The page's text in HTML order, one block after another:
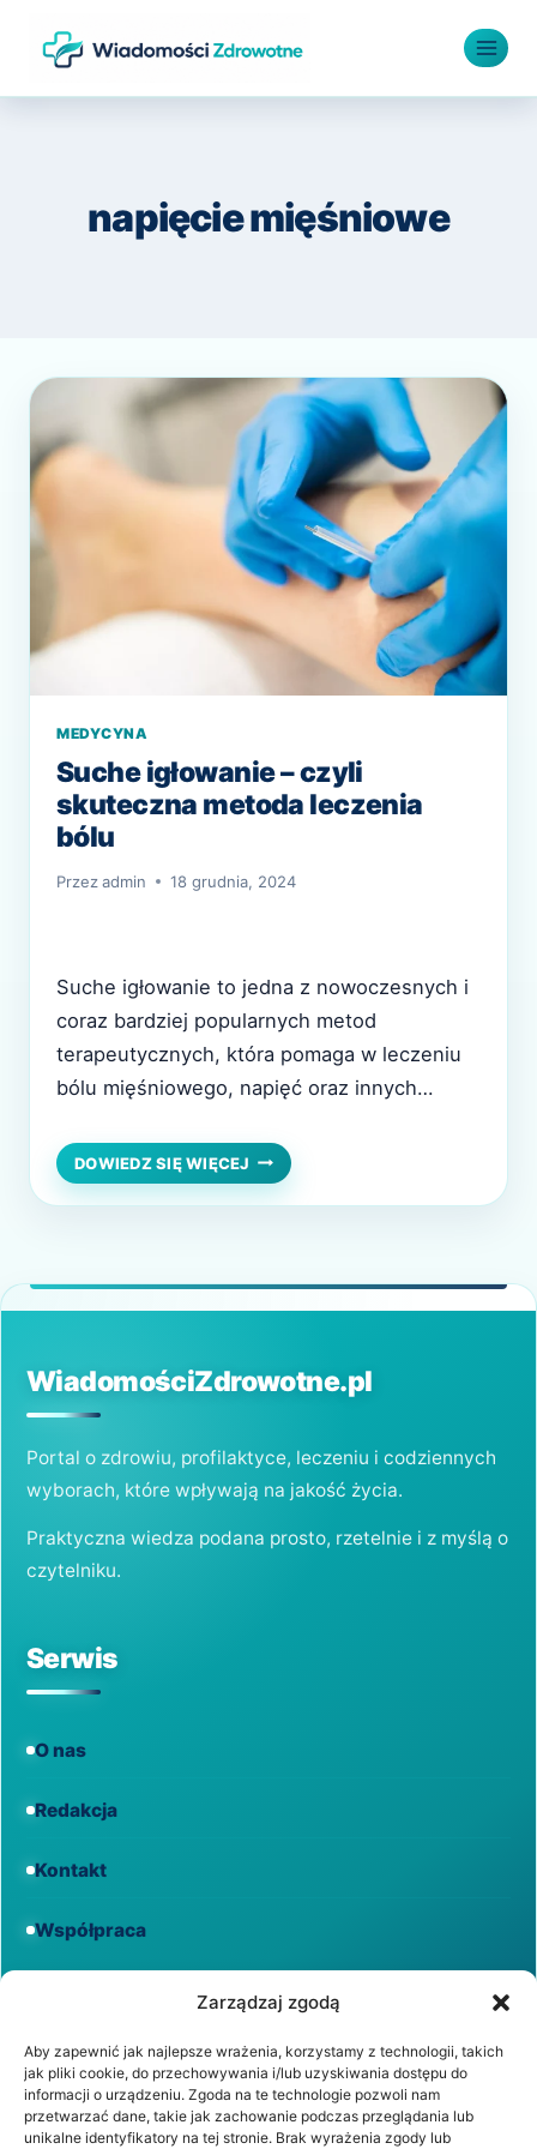
Zarządzaj zgodą
Aby zapewnić jak najlepsze wrażenia, korzystamy z technologii, takich
jak pliki cookie, do przechowywania i/lub uzyskiwania dostępu do
informacji o urządzeniu. Zgoda na te technologie pozwoli nam
przetwarzać dane, takie jak zachowanie podczas przeglądania lub
unikalne identyfikatory na tej stronie. Brak wyrażenia zgody lub
napięcie mięśniowe
MEDYCYNA
Suche igłowanie – czyli
skuteczna metoda leczenia
bólu
Przezadmin 18 grudnia, 2024
Suche igłowanie to jedna z nowoczesnych i
coraz bardziej popularnych metod
terapeutycznych, która pomaga w leczeniu
bólu mięśniowego, napięć oraz innych
Technika ta polega na wkłuwaniu cienkich
igieł w konkretne punkty ciała, co stymuluje
artykule przedstawimy, czym jest suche…
DOWIEDZ SIĘ WIĘCEJ SUCHE
IGŁOWANIE
–
WiadomościZdrowotne.pl
Portal o zdrowiu, profilaktyce, leczeniu i codziennych
wyborach, które wpływają na jakość życia.
Praktyczna wiedza podana prosto, rzetelnie i z myślą o
czytelniku.
Serwis
O nas
Redakcja
Kontakt
Współpraca
Regulamin